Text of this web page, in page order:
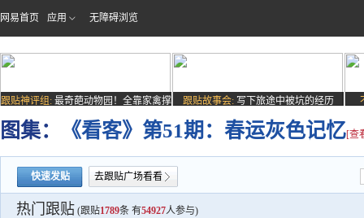
网易首页 应用 无障碍浏览
跟贴神评组: 最奇葩动物园！全靠家禽撑
场子
跟贴故事会: 写下旅途中被坑的经历
图集： 《看客》第51期：春运灰色记忆[查
快速发贴 去跟贴广场看看
热门跟贴 (跟贴1789条 有54927人参与)